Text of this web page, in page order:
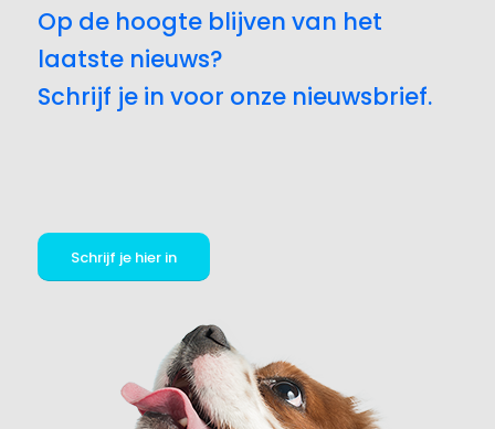
Op de hoogte blijven van het
laatste nieuws?
Schrijf je in voor onze nieuwsbrief.
Schrijf je hier in